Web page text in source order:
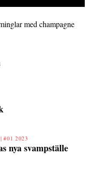
|#01 2023
nya svampställe